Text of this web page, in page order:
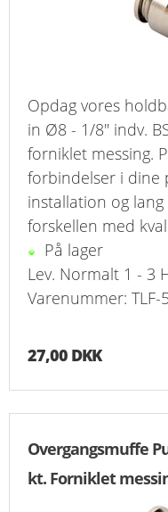
Opdag vores
in Ø8 - 1/8" indv.
forniklet messing.
forbindelser i dine
installation og
forskellen med
På lager
Lev. Normalt 1 - 3
Varenummer: TLF-
27,00 DKK
Overgangsmuffe
kt. Forniklet